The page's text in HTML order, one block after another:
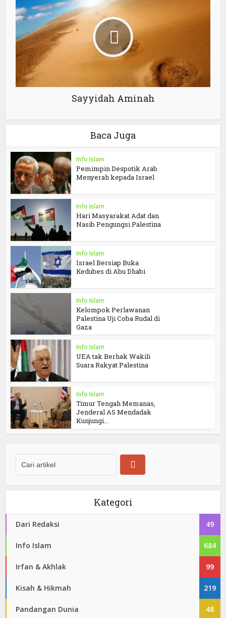
Sayyidah Aminah
Baca Juga
Info Islam
Pemimpin Despotik Arab
Menyerah kepada Israel
Info Islam
Hari Masyarakat Adat dan
Nasib Pengungsi Palestina
Info Islam
Israel Bersiap Buka
Kedubes di Abu Dhabi
Info Islam
Kelompok Perlawanan
Palestina Uji Coba Rudal di
Gaza
Info Islam
UEA tak Berhak Wakili
Suara Rakyat Palestina
Info Islam
Timur Tengah Memanas,
Jenderal AS Mendadak
Kunjungi...
Kategori
Dari Redaksi 49
Info Islam 684
Irfan & Akhlak 99
Kisah & Hikmah 219
Pandangan Dunia 48